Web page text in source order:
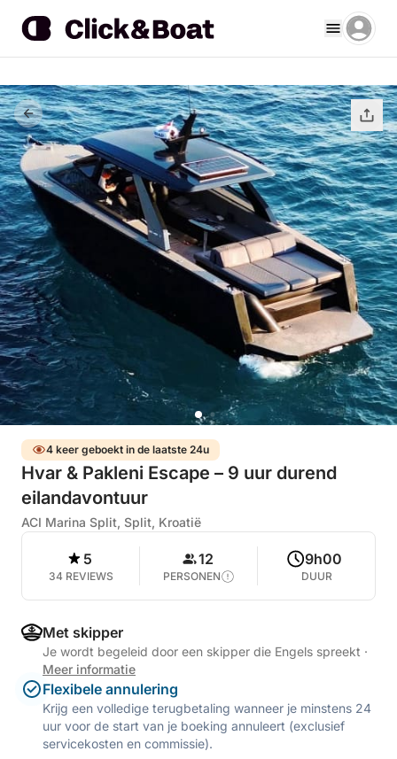
4 keer geboekt in de laatste 24u
Hvar & Pakleni Escape – 9 uur durend
eilandavontuur
ACI Marina Split, Split, Kroatië
5
34 REVIEWS
12
PERSONEN
9h00
DUUR
Met skipper
Je wordt begeleid door een skipper die Engels spreekt ·
Meer informatie
Flexibele annulering
Krijg een volledige terugbetaling wanneer je minstens 24
uur voor de start van je boeking annuleert (exclusief
servicekosten en commissie).